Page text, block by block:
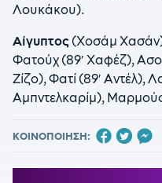
Λουκάκου).
Αίγυπτος (Χοσάμ
Φατούχ (89′ Χαφέζ),
Ζίζο), Φατί (89′ Αντέλ),
Αμπντελκαρίμ),
ΚΟΙΝΟΠΟΙΗΣΗ: